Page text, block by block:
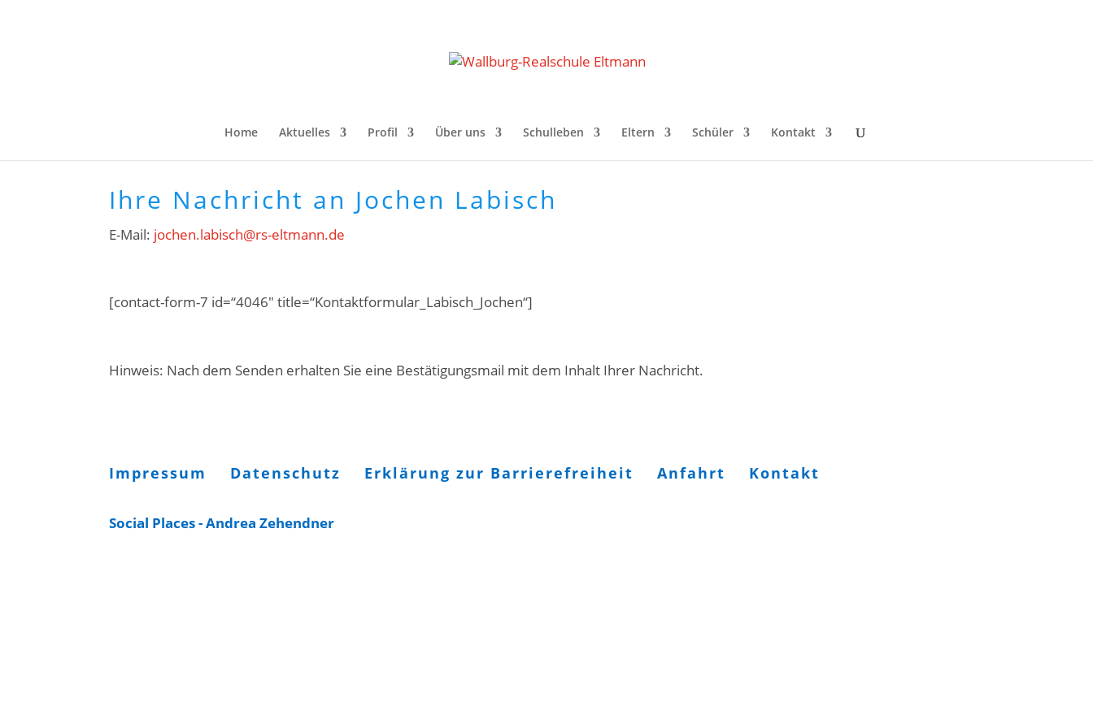
Home Aktuelles Profil Über uns Schulleben Eltern Schüler Kontakt
Ihre Nachricht an Jochen Labisch
E-Mail: jochen.labisch@rs-eltmann.de
[contact-form-7 id=“4046″ title=“Kontaktformular_Labisch_Jochen“]
Hinweis: Nach dem Senden erhalten Sie eine Bestätigungsmail mit dem Inhalt Ihrer Nachricht.
Impressum Datenschutz Erklärung zur Barrierefreiheit Anfahrt Kontakt
Social Places - Andrea Zehendner